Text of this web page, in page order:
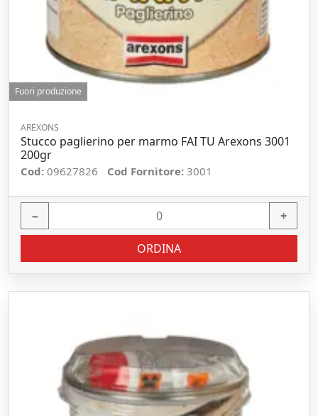
Fuori produzione
AREXONS
Stucco paglierino per marmo FAI TU Arexons 3001
200gr
Cod: 09627826 Cod Fornitore: 3001
− +
ORDINA